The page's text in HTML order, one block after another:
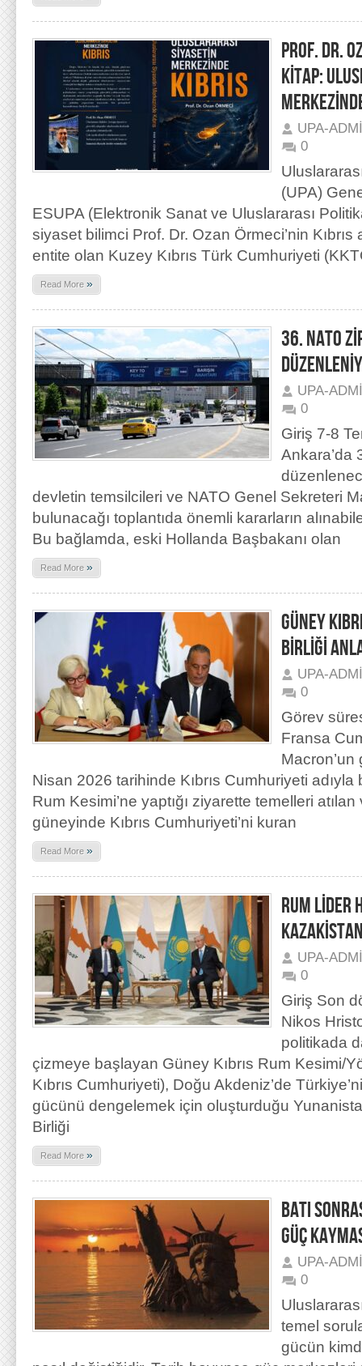
PROF. DR.
KİTAP:
UPA-
0
(UPA)
ESUPA (Elektronik Sanat ve Uluslararası
siyaset bilimci Prof. Dr. Ozan Örmeci’nin Kıbrıs
entite olan Kuzey Kıbrıs Türk Cumhuriyeti
Read More »
36. NATO
UPA-
0
Giriş 7-8
Ankara’da
devletin temsilcileri ve NATO Genel Sekreteri
bulunacağı toplantıda önemli kararların
Bu bağlamda, eski Hollanda Başbakanı olan
Read More »
GÜNEY
BİRLİĞİ
UPA-
0
Görev
Fransa
Nisan 2026 tarihinde Kıbrıs Cumhuriyeti adıyla
Rum Kesimi’ne yaptığı ziyarette temelleri atılan
güneyinde Kıbrıs Cumhuriyeti’ni kuran
Read More »
RUM LİDER
UPA-
0
Giriş Son
Nikos
politikada
çizmeye başlayan Güney Kıbrıs Rum Kesimi/
Kıbrıs Cumhuriyeti), Doğu Akdeniz’de
gücünü dengelemek için oluşturduğu
Birliği
Read More »
BATI
GÜÇ
UPA-
0
temel
gücün